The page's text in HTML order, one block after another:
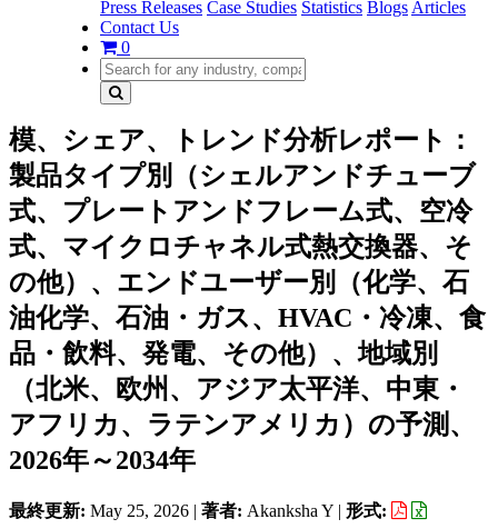
Press Releases Case Studies Statistics Blogs Articles
Contact Us
0
模、シェア、トレンド分析レポート：
製品タイプ別（シェルアンドチューブ
式、プレートアンドフレーム式、空冷
式、マイクロチャネル式熱交換器、そ
の他）、エンドユーザー別（化学、石
油化学、石油・ガス、HVAC・冷凍、食
品・飲料、発電、その他）、地域別
（北米、欧州、アジア太平洋、中東・
アフリカ、ラテンアメリカ）の予測、
2026年～2034年
最終更新: May 25, 2026 | 著者: Akanksha Y | 形式: